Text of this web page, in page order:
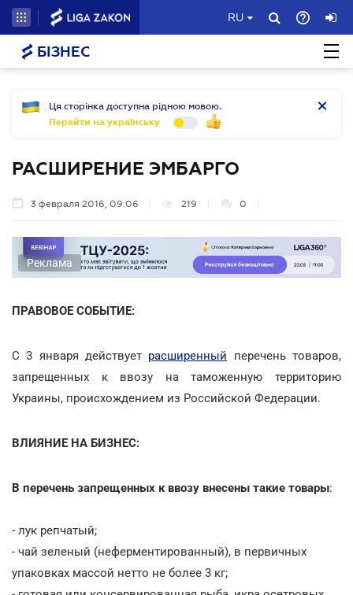
RU
БІЗНЕС
Ця сторінка доступна рідною мовою.
Перейти на українську
РАСШИРЕНИЕ ЭМБАРГО
3 февраля 2016, 09:06 219 0
Реклама
ПРАВОВОЕ СОБЫТИЕ:
С 3 января действует расширенный перечень товаров,
запрещенных к ввозу на таможенную территорию
Украины, происхождением из Российской Федерации.
ВЛИЯНИЕ НА БИЗНЕС:
В перечень запрещенных к ввозу внесены такие товары:
- лук репчатый;
- чай зеленый (неферментированный), в первичных
упаковках массой нетто не более 3 кг;